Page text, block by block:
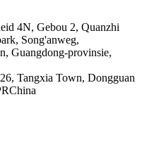
4N, Gebou 2, Quanzhi
Song'anweg,
Guangdong-provinsie,
Tangxia Town, Dongguan